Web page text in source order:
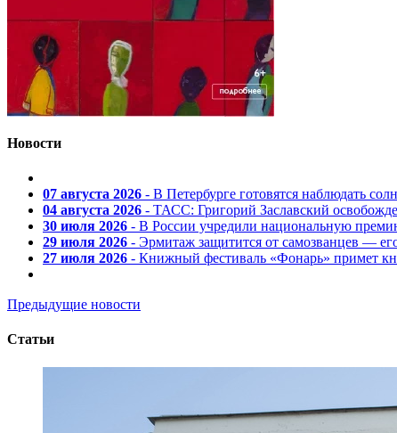
Новости
07 августа 2026 - В Петербурге готовятся наблюдать
04 августа 2026 - ТАСС: Григорий Заславский
30 июля 2026 - В России учредили национальную
29 июля 2026 - Эрмитаж защитится от самозванцев —
27 июля 2026 - Книжный фестиваль «Фонарь» примет
Предыдущие новости
Статьи